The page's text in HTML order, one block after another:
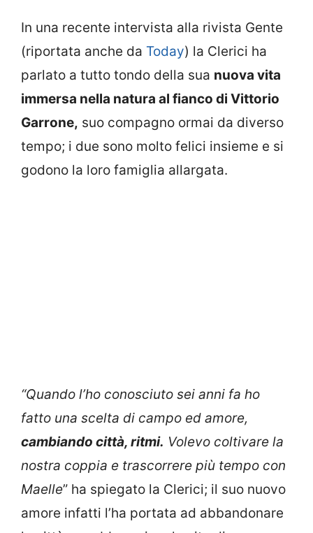
In una recente intervista alla rivista Gente
(riportata anche da Today) la Clerici ha
parlato a tutto tondo della sua nuova vita
immersa nella natura al fianco di Vittorio
Garrone, suo compagno ormai da diverso
tempo; i due sono molto felici insieme e si
godono la loro famiglia allargata.
“Quando l’ho conosciuto sei anni fa ho
fatto una scelta di campo ed amore,
cambiando città, ritmi. Volevo coltivare la
nostra coppia e trascorrere più tempo con
Maelle” ha spiegato la Clerici; il suo nuovo
amore infatti l’ha portata ad abbandonare